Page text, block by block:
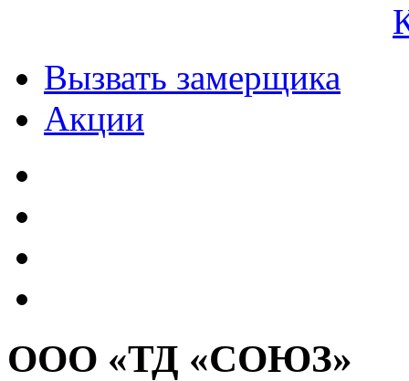
Вызвать замерщика
Акции
ООО «ТД «СОЮЗ»